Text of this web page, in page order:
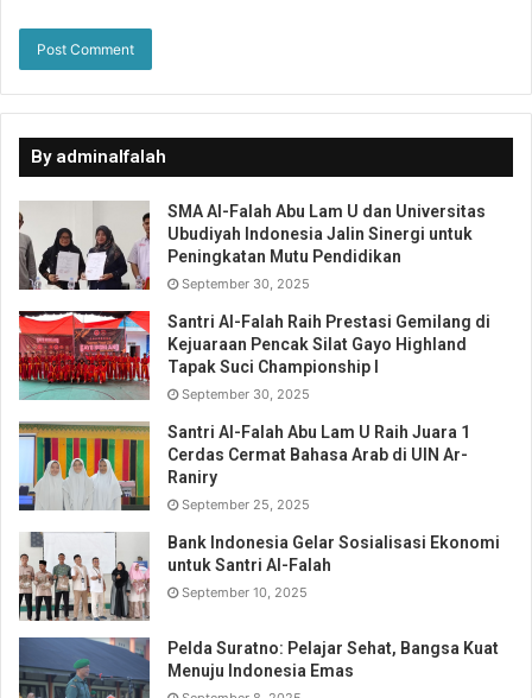
By adminalfalah
SMA Al-Falah Abu Lam U dan Universitas
Ubudiyah Indonesia Jalin Sinergi untuk
Peningkatan Mutu Pendidikan
September 30, 2025
Santri Al-Falah Raih Prestasi Gemilang di
Kejuaraan Pencak Silat Gayo Highland
Tapak Suci Championship I
September 30, 2025
Santri Al-Falah Abu Lam U Raih Juara 1
Cerdas Cermat Bahasa Arab di UIN Ar-
Raniry
September 25, 2025
Bank Indonesia Gelar Sosialisasi Ekonomi
untuk Santri Al-Falah
September 10, 2025
Pelda Suratno: Pelajar Sehat, Bangsa Kuat
Menuju Indonesia Emas